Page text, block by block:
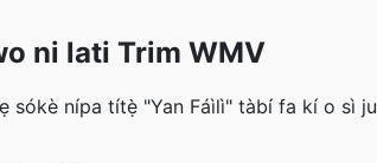
ni lati Trim WMV
sókè nípa títẹ̀ "Yan Fáìlì" tàbí fa kí o sì ju